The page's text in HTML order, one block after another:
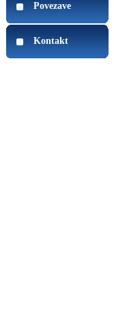
Povezave
Kontakt